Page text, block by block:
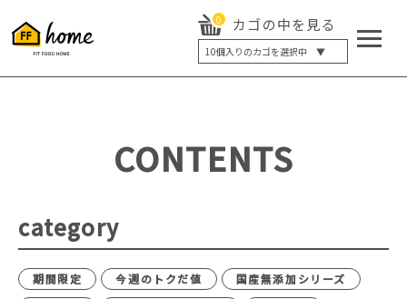
0 カゴの中を見る
10個入りのカゴを選択中 ▼
5個入り
20個入り
最大12%OFF
CONTENTS
category
期間限定 今週のトクだ値
国産無添加シリーズ